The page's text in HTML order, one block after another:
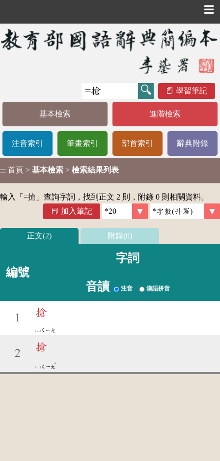
☰
學習筆記
基本檢索 進階檢索
注音索引 筆畫索引 部首索引 辭典附錄
::: 首頁 > 基本檢索 > 檢索結果列表
輸入「 =搶 」查詢字詞，找到正文 2 則，附錄 0 則相關資料。
加入筆記
正文(2) 附錄(0)
編號
字詞
音讀 注音 漢語拼音
1 搶
ㄑㄧㄤ
2
搶
ㄑㄧㄤ
ˇ